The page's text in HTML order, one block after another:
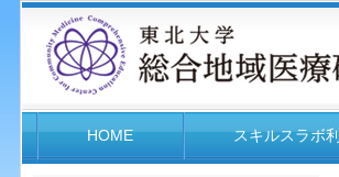
HOME スキルスラボ